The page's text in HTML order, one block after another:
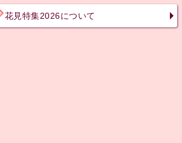
花見特集2026について